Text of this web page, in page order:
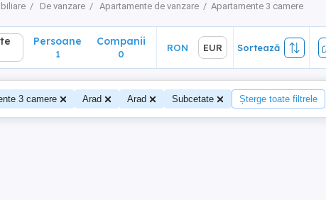
De vanzare Apartamente de vanzare Apartamente 3 camere
Persoane
1
Companii
0
RON EUR Sortează
3 camere Arad Arad Subcetate Șterge toate filtrele